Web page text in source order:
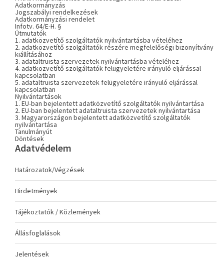
Adatkormányzás
Jogszabályi rendelkezések
Adatkormányzási rendelet
Infotv. 64/E-H. §
Útmutatók
1. adatközvetítő szolgáltatók nyilvántartásba vételéhez
2. adatközvetítő szolgáltatók részére megfelelőségi bizonyítvány
kiállításához
3. adataltruista szervezetek nyilvántartásba vételéhez
4. adatközvetítő szolgáltatók felügyeletére irányuló eljárással
kapcsolatban
5. adataltruista szervezetek felügyeletére irányuló eljárással
kapcsolatban
Nyilvántartások
1. EU-ban bejelentett adatközvetítő szolgáltatók nyilvántartása
2. EU-ban bejelentett adataltruista szervezetek nyilvántartása
3. Magyarországon bejelentett adatközvetítő szolgáltatók
nyilvántartása
Tanulmányút
Döntések
Adatvédelem
Határozatok/Végzések
Hirdetmények
Tájékoztatók / Közlemények
Állásfoglalások
Jelentések